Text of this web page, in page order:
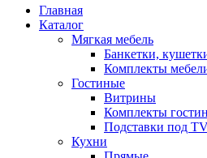
Главная
Каталог
Мягкая мебель
Банкетки,
Комплекты
Гостиные
Витрины
Комплекты
Подставки под
Кухни